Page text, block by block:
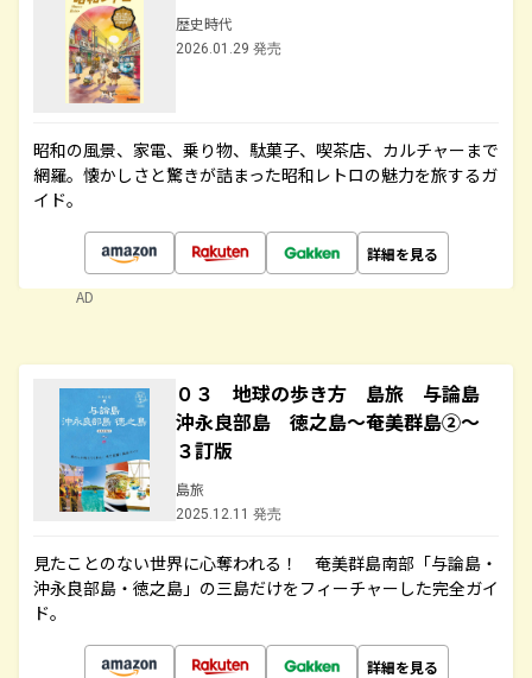
歴史時代
2026.01.29 発売
昭和の風景、家電、乗り物、駄菓子、喫茶店、カルチャーまで
網羅。懐かしさと驚きが詰まった昭和レトロの魅力を旅するガ
イド。
詳細を見る
AD
０３ 地球の歩き方 島旅 与論島
沖永良部島 徳之島～奄美群島②～
３訂版
島旅
2025.12.11 発売
見たことのない世界に心奪われる！ 奄美群島南部「与論島・
沖永良部島・徳之島」の三島だけをフィーチャーした完全ガイ
ド。
詳細を見る